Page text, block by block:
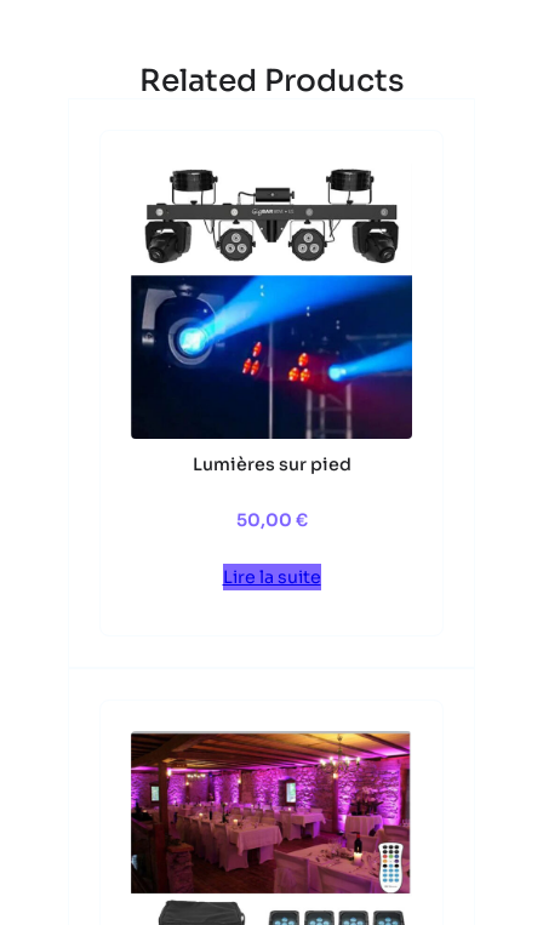
Related Products
Lumières sur pied
50,00 €
Lire la suite